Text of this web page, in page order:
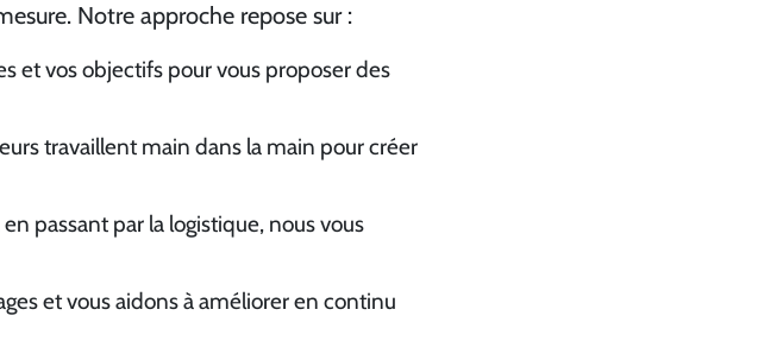
Notre approche repose sur :
et vos objectifs pour vous proposer des
travaillent main dans la main pour créer
passant par la logistique, nous vous
et vous aidons à améliorer en continu